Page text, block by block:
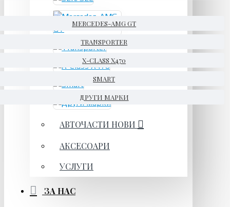
MERCEDES-AMG GT
TRANSPORTER
X-CLASS X470
SMART
ДРУГИ МАРКИ
АВТОЧАСТИ НОВИ
АКСЕСОАРИ
УСЛУГИ
ЗА НАС